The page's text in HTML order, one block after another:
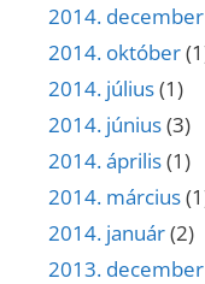
2014. december
2014. október
2014. július(1)
2014. június(3)
2014. április(1)
2014. március
2014. január(2)
2013. december